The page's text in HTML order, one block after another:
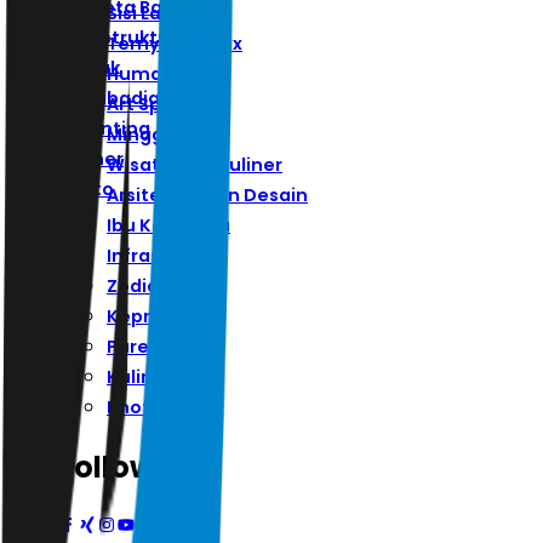
Ibu Kota Baru
Infrastruktur
Zodiak
Kepribadian
Parenting
Kuliner
Photo
Sisi Lain
Ternyata Hoax
Humaniora
Art Space
Minggu
Wisata Dan Kuliner
Arsitektur Dan Desain
Ibu Kota Baru
Infrastruktur
Zodiak
Kepribadian
Parenting
Kuliner
Photo
Follow Us